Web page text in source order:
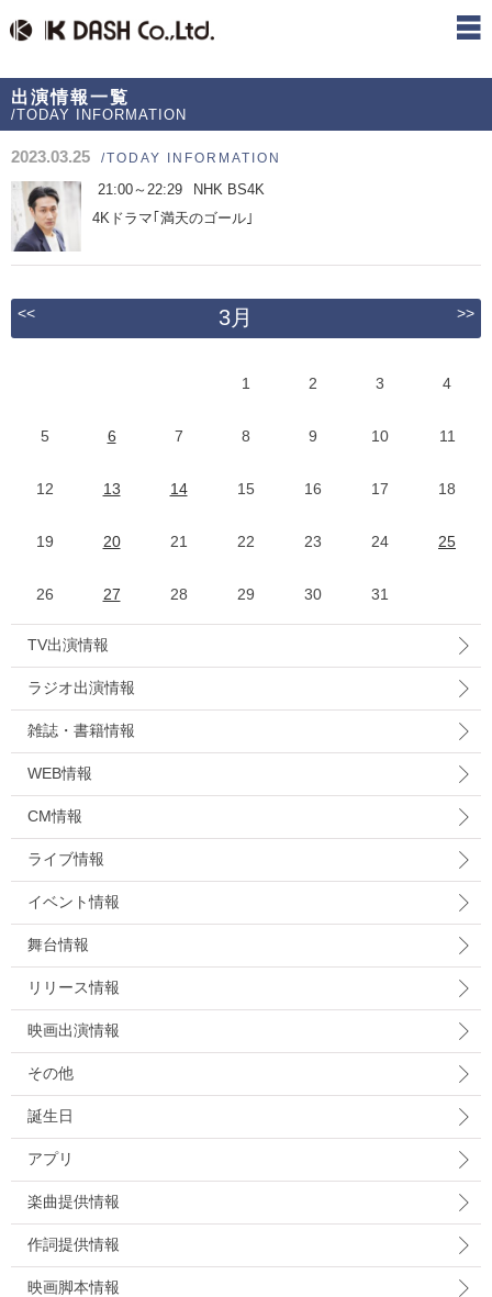
出演情報一覧
/TODAY INFORMATION
2023.03.25 /TODAY INFORMATION
21:00～22:29
NHK BS4K
4Kドラマ｢満天のゴール｣
<< 3月 >>
1 2 3 4
5 6 7 8 9 10 11
12 13 14 15 16 17 18
19 20 21 22 23 24 25
26 27 28 29 30 31
TV出演情報
ラジオ出演情報
雑誌・書籍情報
WEB情報
CM情報
ライブ情報
イベント情報
舞台情報
リリース情報
映画出演情報
その他
誕生日
アプリ
楽曲提供情報
作詞提供情報
映画脚本情報